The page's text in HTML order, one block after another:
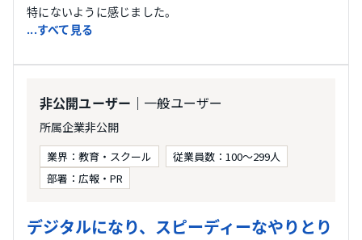
特にないように感じました。
...すべて見る
非公開ユーザー ｜一般ユーザー
所属企業非公開
業界：教育・スクール
従業員数：100〜299人
部署：広報・PR
デジタルになり、スピーディーなやりとり